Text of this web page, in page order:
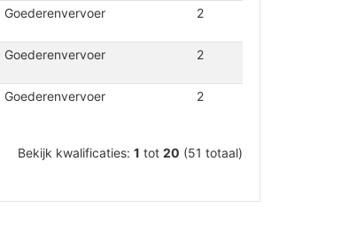
Goederenvervoer 2
Goederenvervoer 2
Goederenvervoer 2
Bekijk kwalificaties: 1 tot 20 (51 totaal)